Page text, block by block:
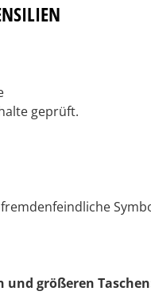
geprüft.
größeren